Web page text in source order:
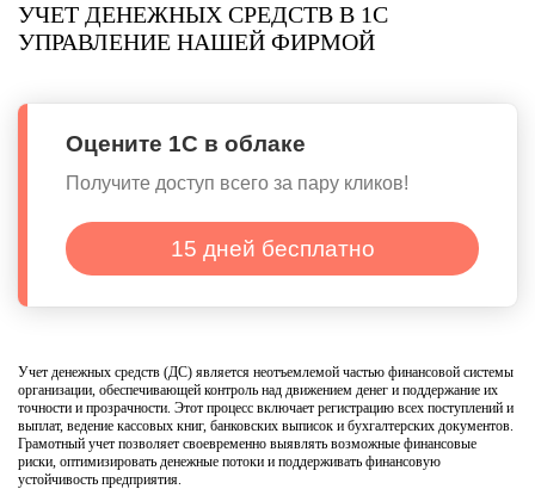
УЧЕТ ДЕНЕЖНЫХ СРЕДСТВ В 1С
УПРАВЛЕНИЕ НАШЕЙ ФИРМОЙ
Оцените 1С в облаке
Получите доступ всего за пару кликов!
15 дней бесплатно
Учет денежных средств (ДС) является неотъемлемой частью финансовой системы
организации, обеспечивающей контроль над движением денег и поддержание их
точности и прозрачности. Этот процесс включает регистрацию всех поступлений и
выплат, ведение кассовых книг, банковских выписок и бухгалтерских документов.
Грамотный учет позволяет своевременно выявлять возможные финансовые
риски, оптимизировать денежные потоки и поддерживать финансовую
устойчивость предприятия.